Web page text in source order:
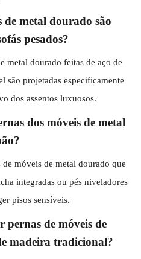
de metal dourado são
pesados?
metal dourado feitas de aço de
são projetadas especificamente
dos assentos luxuosos.
dos móveis de metal
móveis de metal dourado que
integradas ou pés niveladores
pisos sensíveis.
pernas de móveis de
madeira tradicional?